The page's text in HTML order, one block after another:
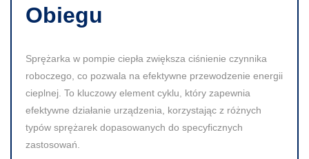
Obiegu
Sprężarka w pompie ciepła zwiększa ciśnienie czynnika
roboczego, co pozwala na efektywne przewodzenie energii
cieplnej. To kluczowy element cyklu, który zapewnia
efektywne działanie urządzenia, korzystając z różnych
typów sprężarek dopasowanych do specyficznych
zastosowań.